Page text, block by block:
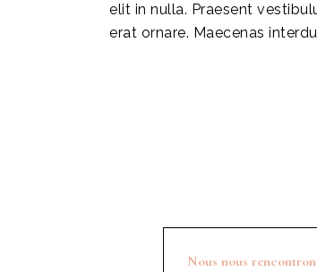
elit in nulla. Praesent
erat ornare. Maecenas
Nous nous